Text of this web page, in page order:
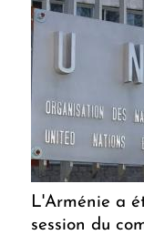
L'Arménie a
session du